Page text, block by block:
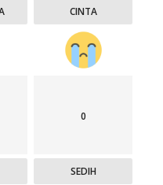
CINTA
0
SEDIH